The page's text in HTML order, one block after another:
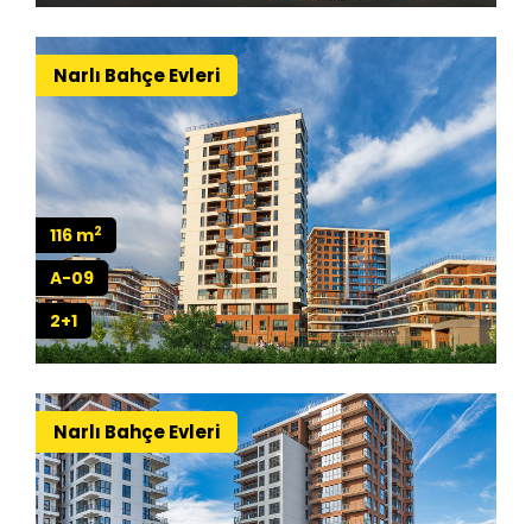
Narlı Bahçe Evleri
116 m2
A-09
2+1
Narlı Bahçe Evleri